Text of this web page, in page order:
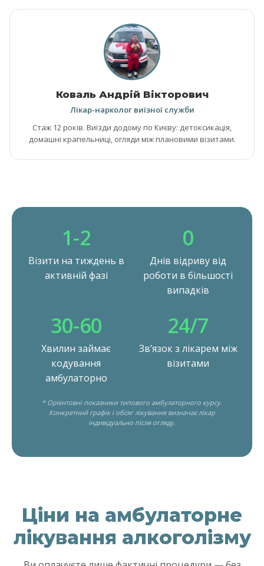
Коваль Андрій Вікторович
Лікар-нарколог виїзної служби
Стаж 12 років. Виїзди додому по Києву: детоксикація,
домашні крапельниці, огляди між плановими візитами.
1-2
Візити на тиждень в
активній фазі
0
Днів відриву від
роботи в більшості
випадків
30-60
Хвилин займає
кодування
амбулаторно
24/7
Звʼязок з лікарем між
візитами
* Орієнтовні показники типового амбулаторного курсу.
Конкретний графік і обсяг лікування визначає лікар
індивідуально після огляду.
Ціни на амбулаторне
лікування алкоголізму